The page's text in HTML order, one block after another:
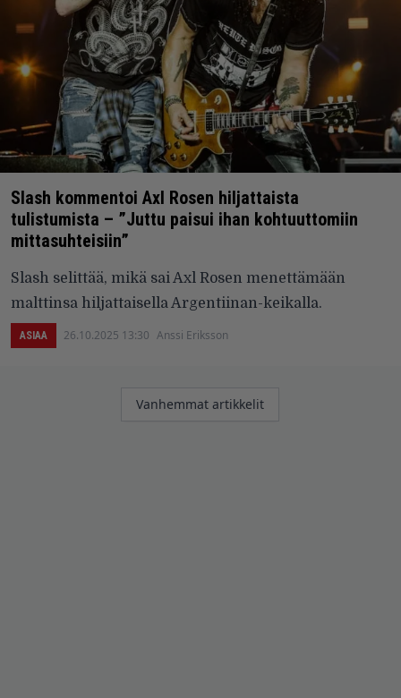
Slash kommentoi Axl Rosen hiljattaista
tulistumista – ”Juttu paisui ihan kohtuuttomiin
mittasuhteisiin”
Slash selittää, mikä sai Axl Rosen menettämään
malttinsa hiljattaisella Argentiinan-keikalla.
ASIAA 26.10.2025 13:30 Anssi Eriksson
Artikkelien
Vanhemmat artikkelit